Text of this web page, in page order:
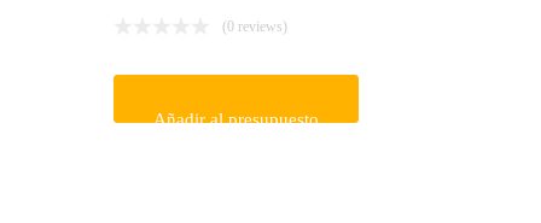
(0 reviews)
Añadir al presupuesto